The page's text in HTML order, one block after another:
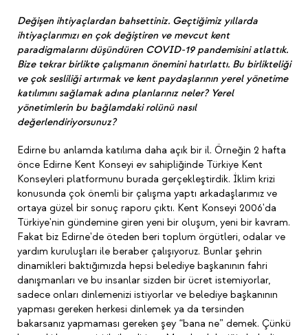
Değişen ihtiyaçlardan bahsettiniz. Geçtiğimiz yıllarda
ihtiyaçlarımızı en çok değiştiren ve mevcut kent
paradigmalarını düşündüren COVID-19 pandemisini atlattık.
Bize tekrar birlikte çalışmanın önemini hatırlattı. Bu birlikteliği
ve çok sesliliği artırmak ve kent paydaşlarının yerel yönetime
katılımını sağlamak adına planlarınız neler? Yerel
yönetimlerin bu bağlamdaki rolünü nasıl
değerlendiriyorsunuz?
Edirne bu anlamda katılıma daha açık bir il. Örneğin 2 hafta
önce Edirne Kent Konseyi ev sahipliğinde Türkiye Kent
Konseyleri platformunu burada gerçekleştirdik. İklim krizi
konusunda çok önemli bir çalışma yaptı arkadaşlarımız ve
ortaya güzel bir sonuç raporu çıktı. Kent Konseyi 2006'da
Türkiye'nin gündemine giren yeni bir oluşum, yeni bir kavram.
Fakat biz Edirne'de öteden beri toplum örgütleri, odalar ve
yardım kuruluşları ile beraber çalışıyoruz. Bunlar şehrin
dinamikleri baktığımızda hepsi belediye başkanının fahri
danışmanları ve bu insanlar sizden bir ücret istemiyorlar,
sadece onları dinlemenizi istiyorlar ve belediye başkanının
yapması gereken herkesi dinlemek ya da tersinden
bakarsanız yapmaması gereken şey “bana ne” demek. Çünkü